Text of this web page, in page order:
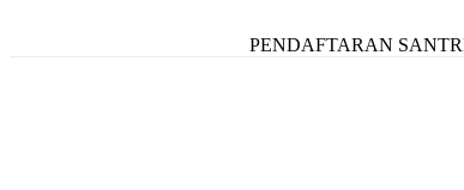
PENDAFTARAN